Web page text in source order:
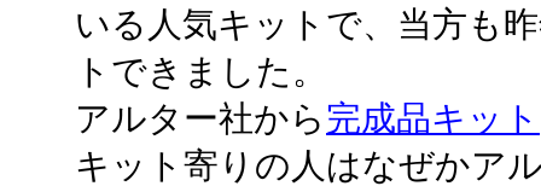
いる人気キットで、当方も
トできました。
アルター社から 完成品キット
キット寄りの人はなぜかア